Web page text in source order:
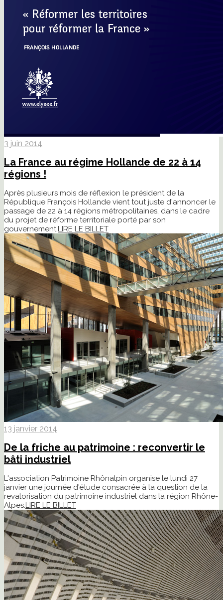
3 juin 2014
La France au régime Hollande de 22 à 14
régions !
Après plusieurs mois de réflexion le président de la
République François Hollande vient tout juste d'annoncer le
passage de 22 à 14 régions métropolitaines, dans le cadre
du projet de réforme territoriale porté par son
gouvernement.LIRE LE BILLET
13 janvier 2014
De la friche au patrimoine : reconvertir le
bâti industriel
L'association Patrimoine Rhônalpin organise le lundi 27
janvier une journée d'étude consacrée à la question de la
revalorisation du patrimoine industriel dans la région Rhône-
Alpes.LIRE LE BILLET